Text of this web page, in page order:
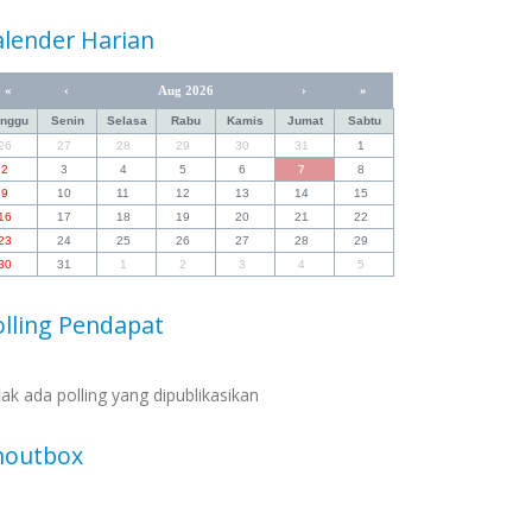
Harian
« ‹ Aug 2026 › »
Senin Selasa Rabu Kamis Jumat
Sabtu
26
27 28 29 30 31
1
2
3 4 5 6 7
8
9
10 11 12 13 14
15
16
17 18 19 20 21
22
24 25 26 27 28
29
31 1 2 3 4 5
Pendapat
ada polling yang dipublikasikan